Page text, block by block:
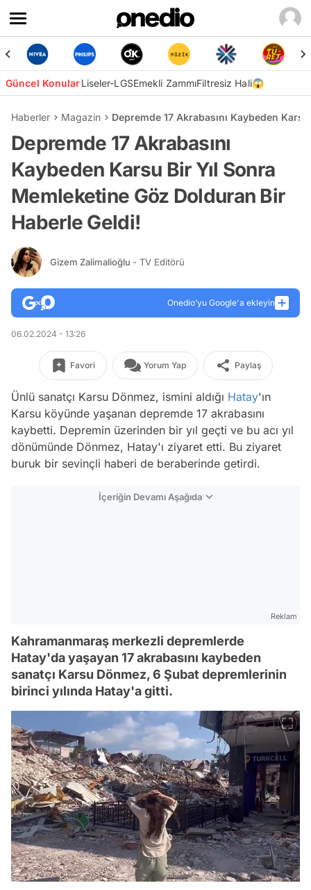
Güncel KonularLiseler-LGSEmekli ZammıFiltresiz Hali😱
Haberler Magazin Depremde 17 Akrabasını Kaybeden
Depremde 17 Akrabasını
Kaybeden Karsu Bir Yıl Sonra
Memleketine Göz Dolduran Bir
Haberle Geldi!
Gizem Zalimalioğlu - TV Editörü
Onedio’yu Google'a ekleyin
06.02.2024 - 13:26
Favori Yorum Yap Paylaş
Ünlü sanatçı Karsu Dönmez, ismini aldığı Hatay'ın
Karsu köyünde yaşanan depremde 17 akrabasını
kaybetti. Depremin üzerinden bir yıl geçti ve bu acı yıl
dönümünde Dönmez, Hatay'ı ziyaret etti. Bu ziyaret
buruk bir sevinçli haberi de beraberinde getirdi.
İçeriğin Devamı Aşağıda
Reklam
Kahramanmaraş merkezli depremlerde
Hatay'da yaşayan 17 akrabasını kaybeden
sanatçı Karsu Dönmez, 6 Şubat depremlerinin
birinci yılında Hatay'a gitti.